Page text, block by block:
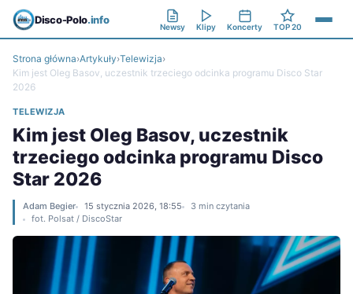
Disco-Polo.info
Newsy Klipy Koncerty TOP 20
Strona główna›Artykuły›Telewizja›
Kim jest Oleg Basov, uczestnik trzeciego odcinka programu Disco Star
2026
TELEWIZJA
Kim jest Oleg Basov, uczestnik
trzeciego odcinka programu Disco
Star 2026
Adam Begier 15 stycznia 2026, 18:55
3 min czytania
fot. Polsat / DiscoStar